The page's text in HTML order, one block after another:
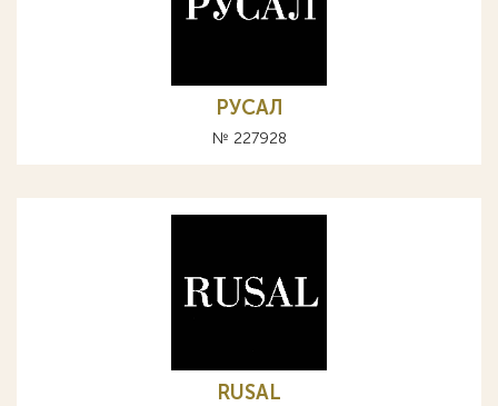
РУСАЛ
№ 227928
RUSAL